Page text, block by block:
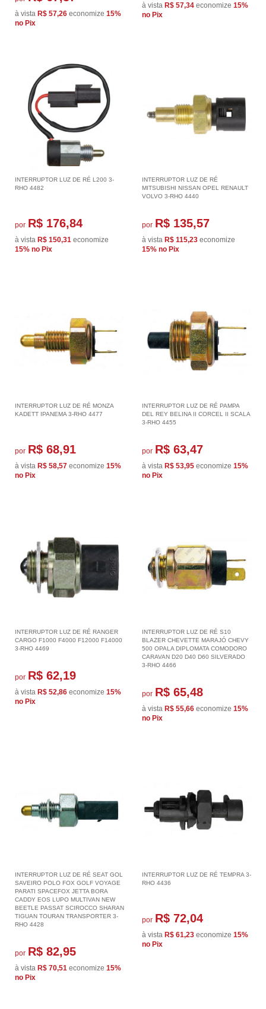
à vista R$ 57,26 economize 15%
no Pix
à vista R$ 57,34 economize 15%
no Pix
INTERRUPTOR LUZ DE RÉ L200 3-
RHO 4482
por R$ 176,84
à vista R$ 150,31 economize
15% no Pix
INTERRUPTOR LUZ DE RÉ
MITSUBISHI NISSAN OPEL RENAULT
VOLVO 3-RHO 4440
por R$ 135,57
à vista R$ 115,23 economize
15% no Pix
INTERRUPTOR LUZ DE RÉ MONZA
KADETT IPANEMA 3-RHO 4477
por R$ 68,91
à vista R$ 58,57 economize 15%
no Pix
INTERRUPTOR LUZ DE RÉ PAMPA
DEL REY BELINA II CORCEL II SCALA
3-RHO 4455
por R$ 63,47
à vista R$ 53,95 economize 15%
no Pix
INTERRUPTOR LUZ DE RÉ RANGER
CARGO F1000 F4000 F12000 F14000
3-RHO 4469
por R$ 62,19
à vista R$ 52,86 economize 15%
no Pix
INTERRUPTOR LUZ DE RÉ S10
BLAZER CHEVETTE MARAJÓ CHEVY
500 OPALA DIPLOMATA COMODORO
CARAVAN D20 D40 D60 SILVERADO
3-RHO 4466
por R$ 65,48
à vista R$ 55,66 economize 15%
no Pix
INTERRUPTOR LUZ DE RÉ SEAT GOL
SAVEIRO POLO FOX GOLF VOYAGE
PARATI SPACEFOX JETTA BORA
CADDY EOS LUPO MULTIVAN NEW
BEETLE PASSAT SCIROCCO SHARAN
TIGUAN TOURAN TRANSPORTER 3-
RHO 4428
por R$ 82,95
à vista R$ 70,51 economize 15%
no Pix
INTERRUPTOR LUZ DE RÉ TEMPRA 3-
RHO 4436
por R$ 72,04
à vista R$ 61,23 economize 15%
no Pix